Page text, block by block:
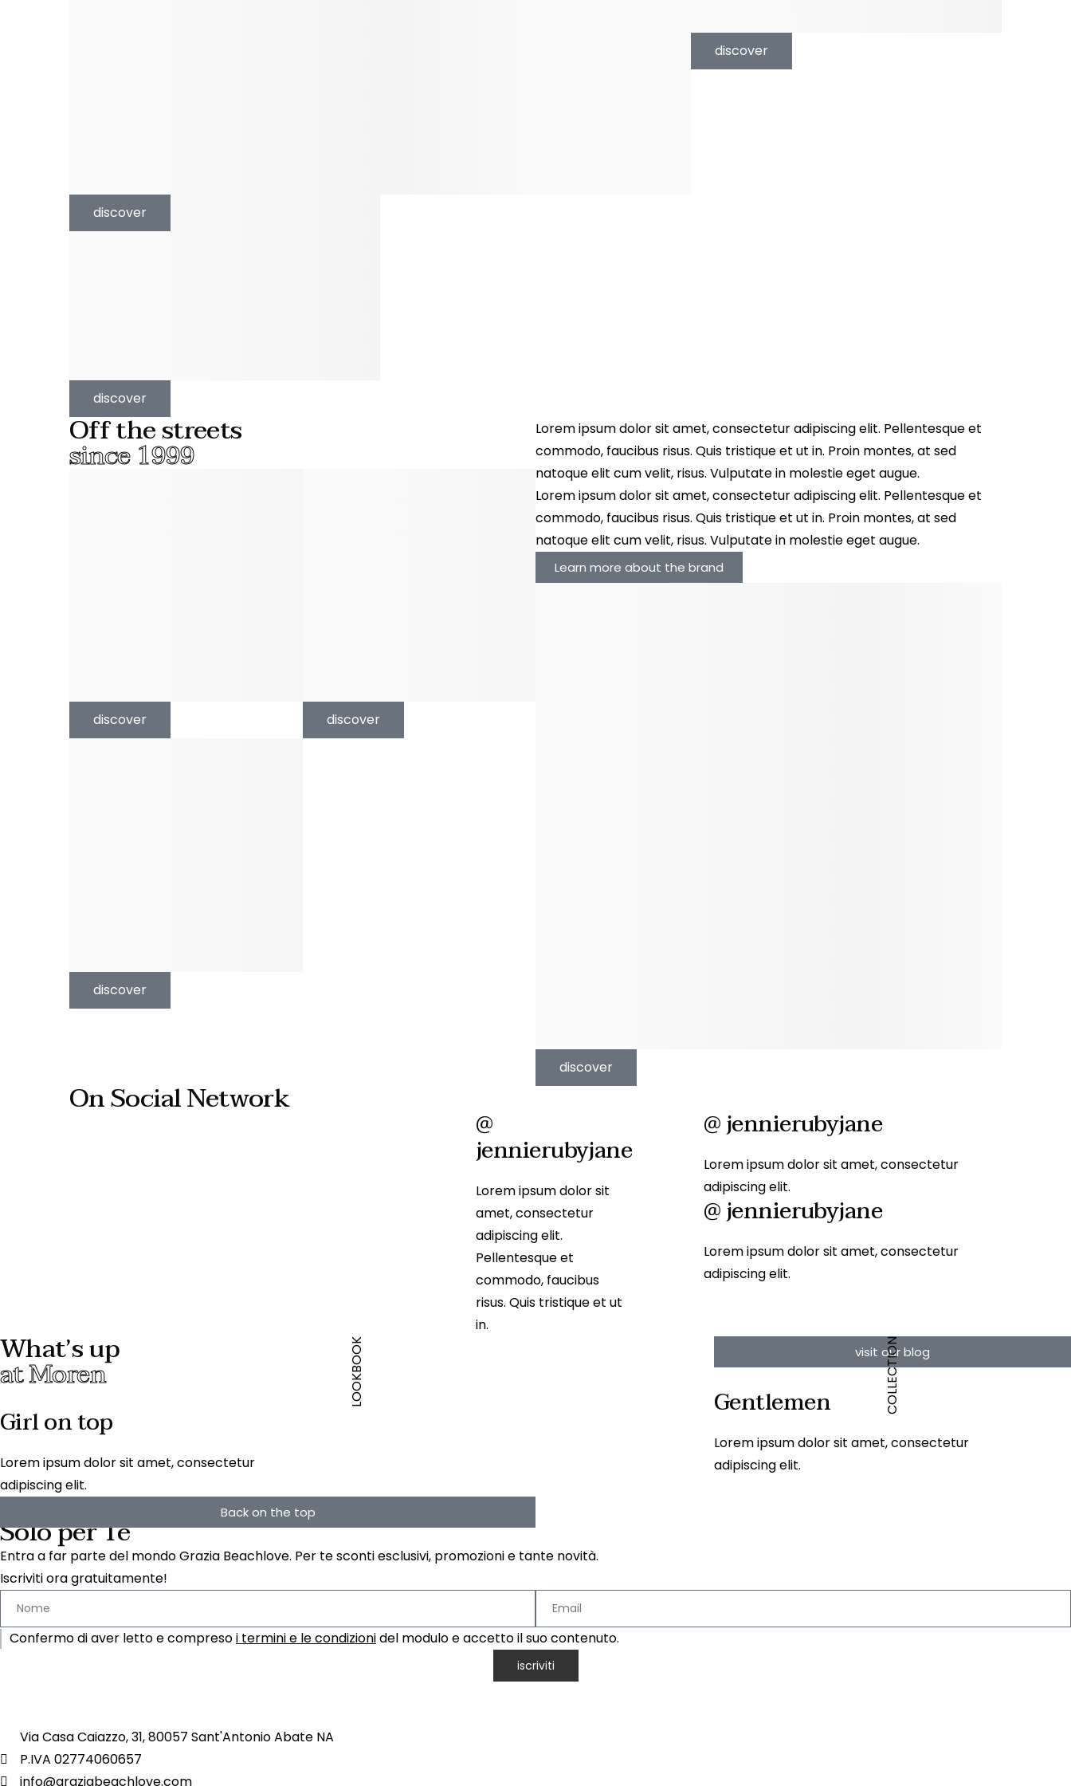
discover
discover
discover
Off the streets
since 1999
discover
discover
discover
Lorem ipsum dolor sit amet, consectetur adipiscing elit. Pellentesque et
commodo, faucibus risus. Quis tristique et ut in. Proin montes, at sed
natoque elit cum velit, risus. Vulputate in molestie eget augue.
Lorem ipsum dolor sit amet, consectetur adipiscing elit. Pellentesque et
commodo, faucibus risus. Quis tristique et ut in. Proin montes, at sed
natoque elit cum velit, risus. Vulputate in molestie eget augue.
Learn more about the brand
discover
On Social Network
@
jennierubyjane
Lorem ipsum dolor sit
amet, consectetur
adipiscing elit.
Pellentesque et
commodo, faucibus
risus. Quis tristique et ut
in.
@ jennierubyjane
Lorem ipsum dolor sit amet, consectetur
adipiscing elit.
@ jennierubyjane
Lorem ipsum dolor sit amet, consectetur
adipiscing elit.
What’s up
at Moren
Girl on top
Lorem ipsum dolor sit amet, consectetur
adipiscing elit.
LOOKBOOK visit our blog
COLLECTION
Gentlemen
Lorem ipsum dolor sit amet, consectetur
adipiscing elit.
Back on the top
Solo per Te
Entra a far parte del mondo Grazia Beachlove. Per te sconti esclusivi, promozioni e tante novità.
Iscriviti ora gratuitamente!
Confermo di aver letto e compresoi termini e le condizionidel modulo e accetto il suo contenuto.
iscriviti
Via Casa Caiazzo, 31, 80057 Sant'Antonio Abate NA
P.IVA 02774060657
info@graziabeachlove.com